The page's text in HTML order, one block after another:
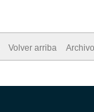
Volver arriba